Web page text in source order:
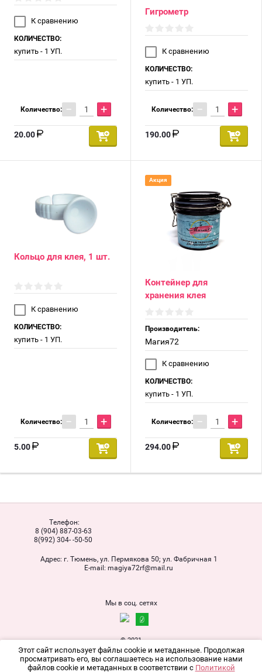
Этот сайт использует файлы cookie и метаданные. Продолжая
просматривать его, вы соглашаетесь на использование нами
файлов cookie и метаданных в соответствии с Политикой
К сравнению
КОЛИЧЕСТВО:
купить - 1 УП.
Количество: − +
20.00
Гигрометр
К сравнению
КОЛИЧЕСТВО:
купить - 1 УП.
Количество: − +
190.00
Кольцо для клея, 1 шт.
К сравнению
КОЛИЧЕСТВО:
купить - 1 УП.
Количество: − +
5.00
Акция
Контейнер для
хранения клея
Производитель:
Магия72
К сравнению
КОЛИЧЕСТВО:
купить - 1 УП.
Количество: − +
294.00
Телефон:
8 (904) 887-03-63
8(992) 304- -50-50
Адрес: г. Тюмень, ул. Пермякова 50; ул. Фабричная 1
Е-mail: magiya72rf@mail.ru
Мы в соц. сетях
© 2021
Политика конфиденциальности